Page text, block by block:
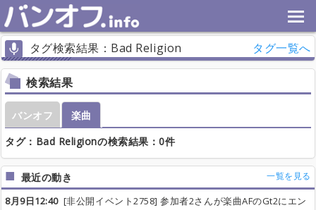
タグ検索結果：Bad Religion タグ一覧へ
検索結果
バンオフ
楽曲
タグ：Bad Religionの検索結果：0件
最近の動き 一覧を見る
8月9日12:40[非公開イベント2758] 参加者2さんが楽曲AFのGt2にエン